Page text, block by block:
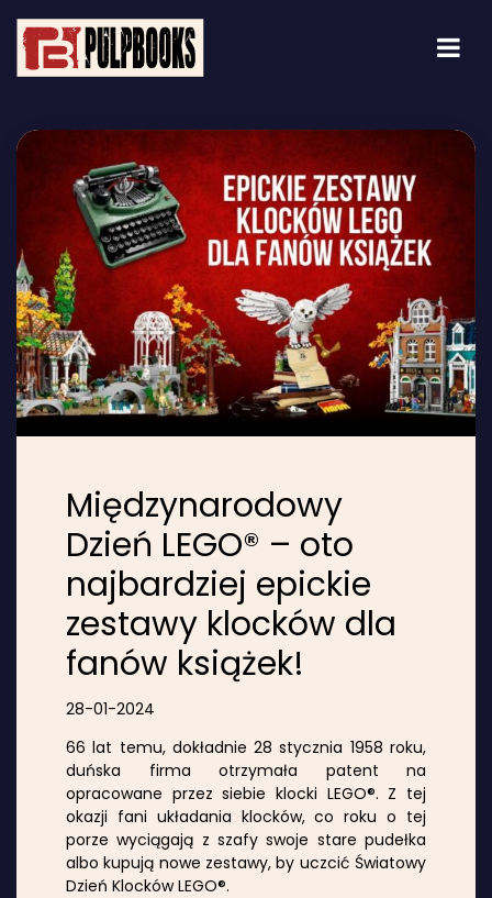
Międzynarodowy
Dzień LEGO® – oto
najbardziej epickie
zestawy klocków dla
fanów książek!
28-01-2024
66 lat temu, dokładnie 28 stycznia 1958 roku,
duńska firma otrzymała patent na
opracowane przez siebie klocki LEGO®. Z tej
okazji fani układania klocków, co roku o tej
porze wyciągają z szafy swoje stare pudełka
albo kupują nowe zestawy, by uczcić Światowy
Dzień Klocków LEGO®.